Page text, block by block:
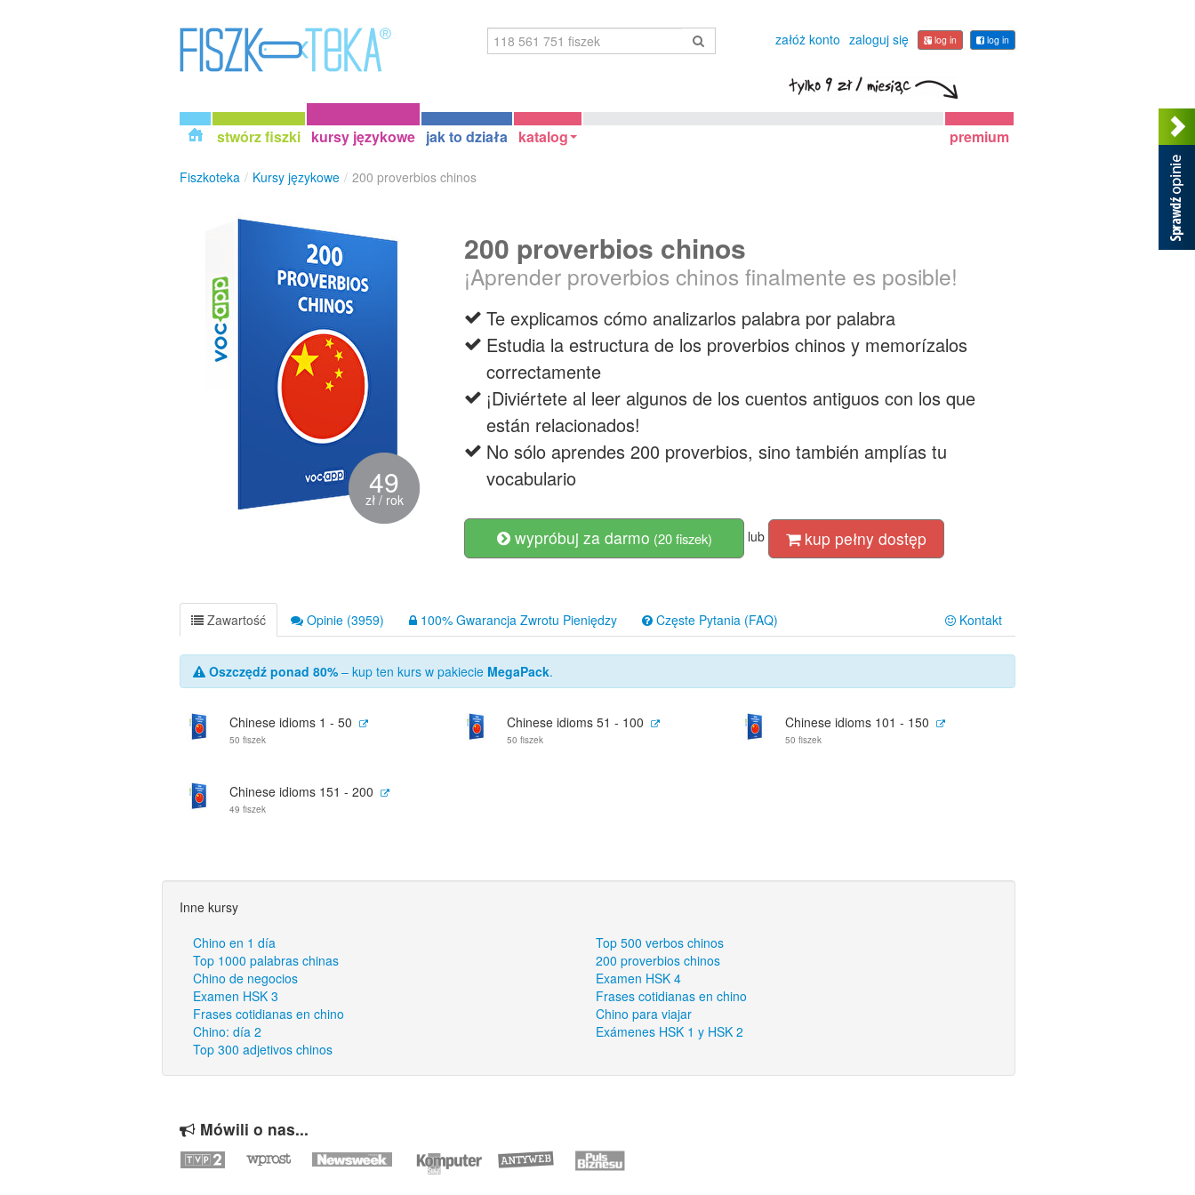
log in
log in
załóż konto zaloguj się
stwórz fiszki kursy językowe jak to działa katalog premium
Fiszkoteka / Kursy językowe / 200 proverbios chinos
49
zł / rok
200 proverbios chinos
¡Aprender proverbios chinos finalmente es posible!
Te explicamos cómo analizarlos palabra por palabra
Estudia la estructura de los proverbios chinos y memorízalos
correctamente
¡Diviértete al leer algunos de los cuentos antiguos con los que
están relacionados!
No sólo aprendes 200 proverbios, sino también amplías tu
vocabulario
wypróbuj za darmo (20 fiszek) lub kup pełny dostęp
Zawartość Opinie (3959) 100% Gwarancja Zwrotu Pieniędzy Częste Pytania (FAQ) Kontakt
Oszczędź ponad 80% – kup ten kurs w pakiecie MegaPack.
Chinese idioms 1 - 50
50 fiszek
Chinese idioms 51 - 100
50 fiszek
Chinese idioms 101 - 150
50 fiszek
Chinese idioms 151 - 200
49 fiszek
Inne kursy
Chino en 1 día
Top 500 verbos chinos
Top 1000 palabras chinas
200 proverbios chinos
Chino de negocios
Examen HSK 4
Examen HSK 3
Frases cotidianas en chino
Frases cotidianas en chino
Chino para viajar
Chino: día 2
Exámenes HSK 1 y HSK 2
Top 300 adjetivos chinos
Mówili o nas...